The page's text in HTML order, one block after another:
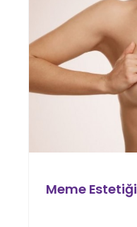
Meme Estetiği